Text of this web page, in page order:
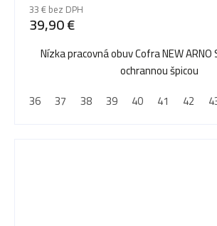
33 € bez DPH
39,90 €
Nízka pracovná obuv Cofra NEW ARNO
ochrannou špicou
36
37 38 39 40 41 42